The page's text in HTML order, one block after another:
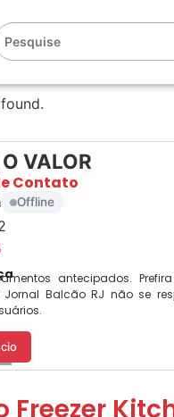
VALOR
Contato
Offline
antecipados.
Balcão RJ não se
Freezer